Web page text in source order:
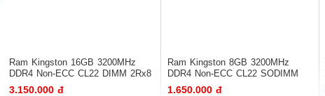
Ram Kingston 16GB 3200MHz
DDR4 Non-ECC CL22 DIMM 2Rx8
3.150.000 đ
Ram Kingston 8GB 3200MHz
DDR4 Non-ECC CL22 SODIMM
1Rx16
1.650.000 đ